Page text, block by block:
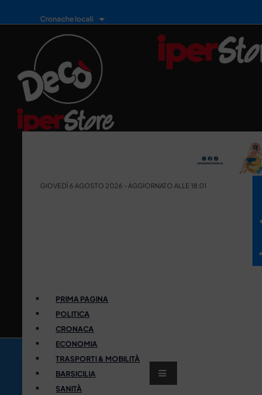
Cronache locali
GIOVEDÌ 6 AGOSTO 2026 - AGGIORNATO ALLE 18:01
PRIMA PAGINA
POLITICA
CRONACA
ECONOMIA
TRASPORTI & MOBILITÀ
BARSICILIA
SANITÀ